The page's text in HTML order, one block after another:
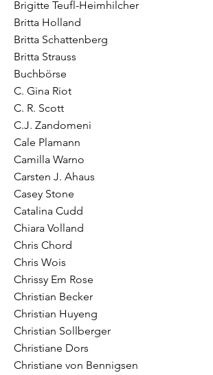
Brigitte Teufl-Heimhilcher
Britta Holland
Britta Schattenberg
Britta Strauss
Buchbörse
C. Gina Riot
C. R. Scott
C.J. Zandomeni
Cale Plamann
Camilla Warno
Carsten J. Ahaus
Casey Stone
Catalina Cudd
Chiara Volland
Chris Chord
Chris Wois
Chrissy Em Rose
Christian Becker
Christian Huyeng
Christian Sollberger
Christiane Dors
Christiane von Bennigsen